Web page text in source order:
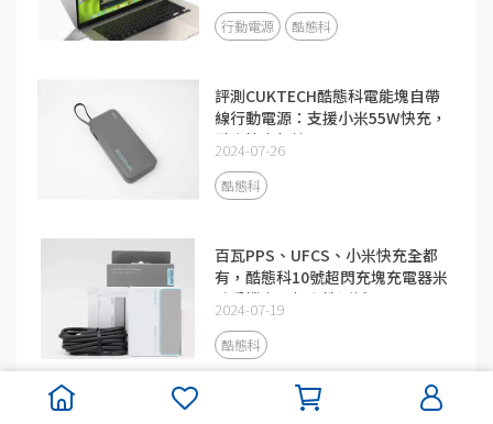
行動電源 酷態科
評測CUKTECH酷態科電能塊自帶
線行動電源：支援小米55W快充，
融合快充加持
2024-07-26
酷態科
百瓦PPS、UFCS、小米快充全都
有，酷態科10號超閃充塊充電器米
系手機充電相容性測試
2024-07-19
酷態科
米系用戶首選，酷態科140W充電